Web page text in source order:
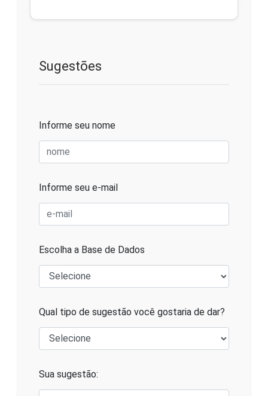
Sugestões
Informe seu nome
Informe seu e-mail
Escolha a Base de Dados
Qual tipo de sugestão você gostaria de dar?
Sua sugestão: